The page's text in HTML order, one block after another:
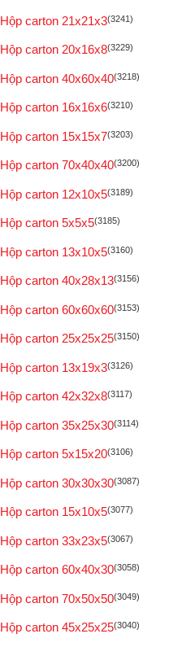
Hộp carton 21x21x3(3241)
Hộp carton 20x16x8(3229)
Hộp carton 40x60x40(3218)
Hộp carton 16x16x6(3210)
Hộp carton 15x15x7(3203)
Hộp carton 70x40x40(3200)
Hộp carton 12x10x5(3189)
Hộp carton 5x5x5(3185)
Hộp carton 13x10x5(3160)
Hộp carton 40x28x13(3156)
Hộp carton 60x60x60(3153)
Hộp carton 25x25x25(3150)
Hộp carton 13x19x3(3126)
Hộp carton 42x32x8(3117)
Hộp carton 35x25x30(3114)
Hộp carton 5x15x20(3106)
Hộp carton 30x30x30(3087)
Hộp carton 15x10x5(3077)
Hộp carton 33x23x5(3067)
Hộp carton 60x40x30(3058)
Hộp carton 70x50x50(3049)
Hộp carton 45x25x25(3040)